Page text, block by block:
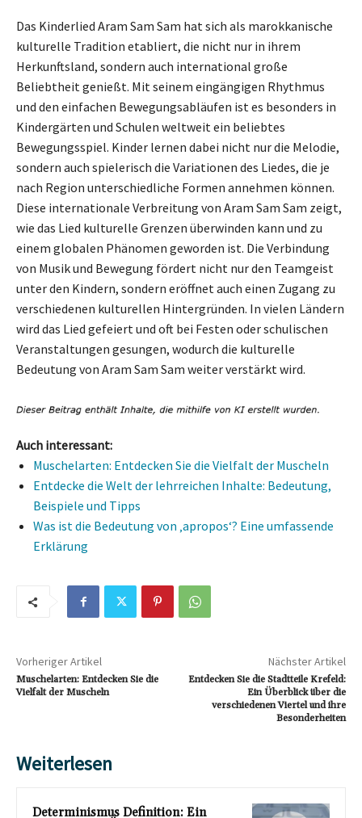
Das Kinderlied Aram Sam Sam hat sich als marokkanische
kulturelle Tradition etabliert, die nicht nur in ihrem
Herkunftsland, sondern auch international große
Beliebtheit genießt. Mit seinem eingängigen Rhythmus
und den einfachen Bewegungsabläufen ist es besonders in
Kindergärten und Schulen weltweit ein beliebtes
Bewegungsspiel. Kinder lernen dabei nicht nur die Melodie,
sondern auch spielerisch die Variationen des Liedes, die je
nach Region unterschiedliche Formen annehmen können.
Diese internationale Verbreitung von Aram Sam Sam zeigt,
wie das Lied kulturelle Grenzen überwinden kann und zu
einem globalen Phänomen geworden ist. Die Verbindung
von Musik und Bewegung fördert nicht nur den Teamgeist
unter den Kindern, sondern eröffnet auch einen Zugang zu
verschiedenen kulturellen Hintergründen. In vielen Ländern
wird das Lied gefeiert und oft bei Festen oder schulischen
Veranstaltungen gesungen, wodurch die kulturelle
Bedeutung von Aram Sam Sam weiter verstärkt wird.
Auch interessant:
Muschelarten: Entdecken Sie die Vielfalt der Muscheln
Entdecke die Welt der lehrreichen Inhalte: Bedeutung,
Beispiele und Tipps
Was ist die Bedeutung von ‚apropos‘? Eine umfassende
Erklärung
Vorheriger Artikel
Muschelarten: Entdecken Sie die
Vielfalt der Muscheln
Nächster Artikel
Entdecken Sie die Stadtteile Krefeld:
Ein Überblick über die
verschiedenen Viertel und ihre
Besonderheiten
Weiterlesen
Determinismus Definition: Ein